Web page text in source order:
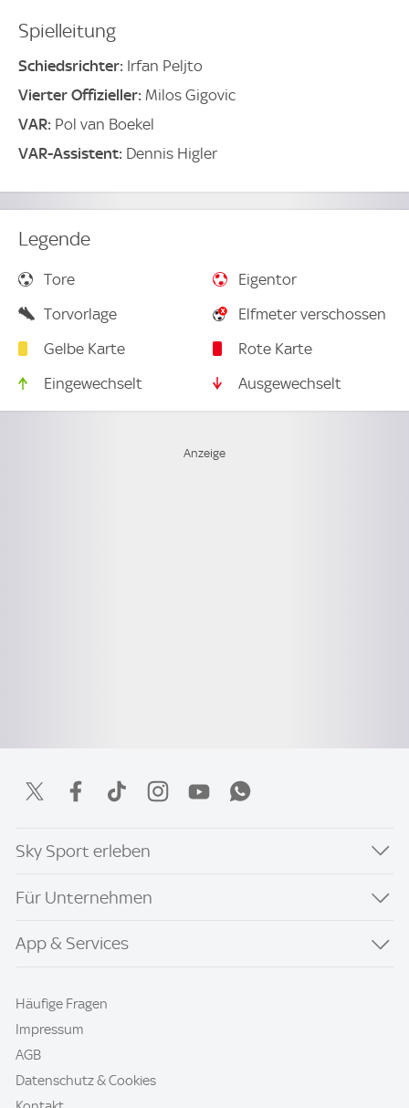
Spielleitung
Schiedsrichter: Irfan Peljto
Vierter Offizieller: Milos Gigovic
VAR: Pol van Boekel
VAR-Assistent: Dennis Higler
Legende
Tore
Eigentor
Torvorlage
Elfmeter verschossen
Gelbe Karte
Rote Karte
Eingewechselt
Ausgewechselt
Sky Sport erleben
Für Unternehmen
App & Services
Häufige Fragen
Impressum
AGB
Datenschutz & Cookies